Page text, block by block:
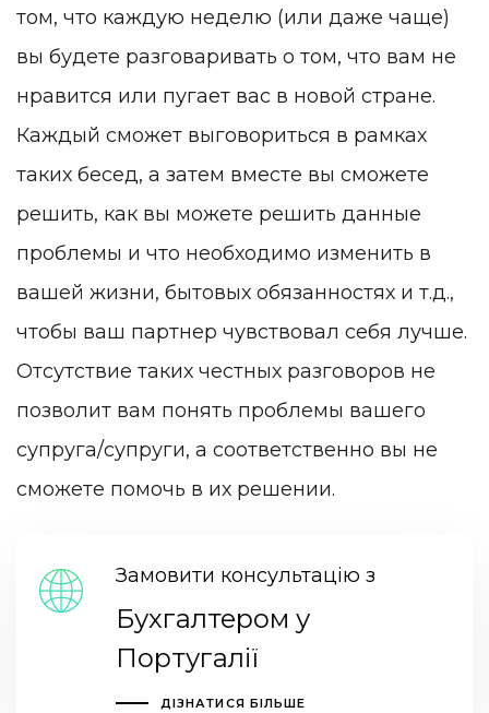
том, что каждую неделю (или даже чаще)
вы будете разговаривать о том, что вам не
нравится или пугает вас в новой стране.
Каждый сможет выговориться в рамках
таких бесед, а затем вместе вы сможете
решить, как вы можете решить данные
проблемы и что необходимо изменить в
вашей жизни, бытовых обязанностях и т.д.,
чтобы ваш партнер чувствовал себя лучше.
Отсутствие таких честных разговоров не
позволит вам понять проблемы вашего
супруга/супруги, а соответственно вы не
сможете помочь в их решении.
Замовити консультацію з
Бухгалтером у
Португалії
ДІЗНАТИСЯ БІЛЬШЕ